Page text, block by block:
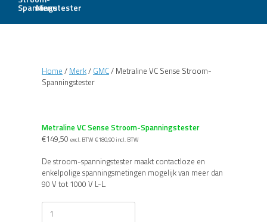
Menu
Home / Merk/ GMC/ Metraline VC Sense Stroom-
Spanningstester
Metraline VC Sense Stroom-Spanningstester
€149,50 excl. BTW €180,90 incl. BTW
De stroom-spanningstester maakt contactloze en
enkelpolige spanningsmetingen mogelijk van meer dan
90 V tot 1000 V L-L.
Metraline